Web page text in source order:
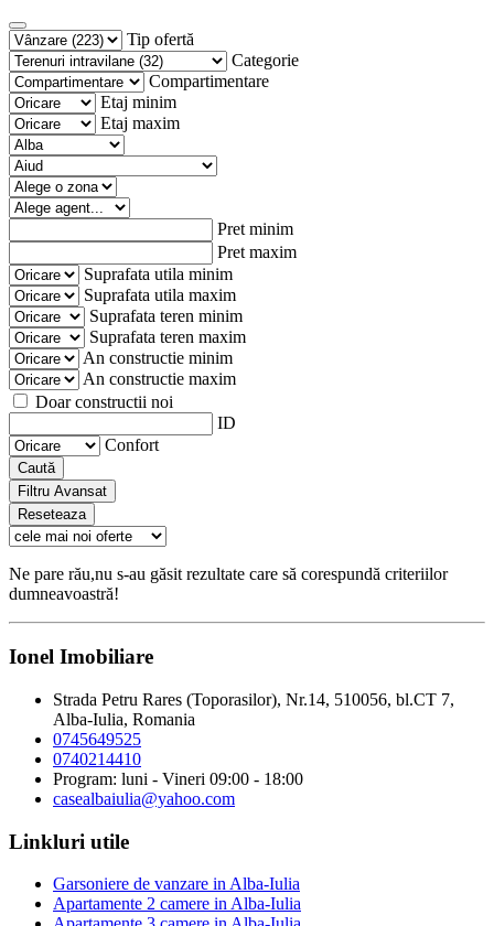
Tip ofertă
Categorie
Compartimentare
Etaj minim
Etaj maxim
Pret minim
Pret maxim
Suprafata utila minim
Suprafata utila maxim
Suprafata teren minim
Suprafata teren maxim
An constructie minim
An constructie maxim
Doar constructii noi
ID
Confort
Caută
Filtru Avansat
Reseteaza
Ne pare rău,nu s-au găsit rezultate care să corespundă criteriilor
dumneavoastră!
Ionel Imobiliare
Strada Petru Rares (Toporasilor), Nr.14, 510056, bl.CT 7,
Alba-Iulia, Romania
0745649525
0740214410
Program: luni - Vineri 09:00 - 18:00
casealbaiulia@yahoo.com
Linkluri utile
Garsoniere de vanzare in Alba-Iulia
Apartamente 2 camere in Alba-Iulia